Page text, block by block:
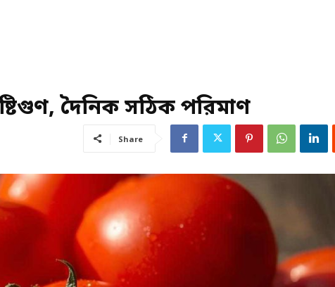
দৈনিক সঠিক পরিমাণ
Share